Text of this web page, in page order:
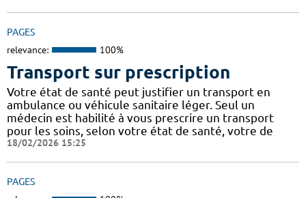
PAGES
relevance: 100%
Transport sur prescription
Votre état de santé peut justifier un transport en
ambulance ou véhicule sanitaire léger. Seul un
médecin est habilité à vous prescrire un transport
pour les soins, selon votre état de santé, votre de
18/02/2026 15:25
PAGES